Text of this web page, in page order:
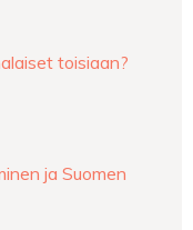
toisiaan?
ja Suomen